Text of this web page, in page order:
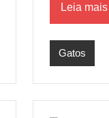
Leia mais
Gatos